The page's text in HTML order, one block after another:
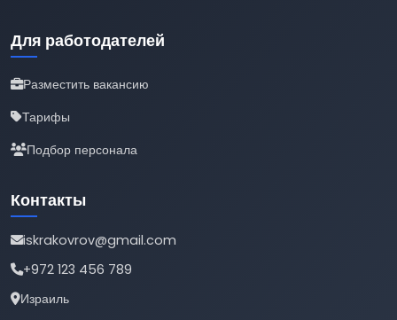
Для работодателей
Разместить вакансию
Тарифы
Подбор персонала
Контакты
iskrakovrov@gmail.com
+972 123 456 789
Израиль